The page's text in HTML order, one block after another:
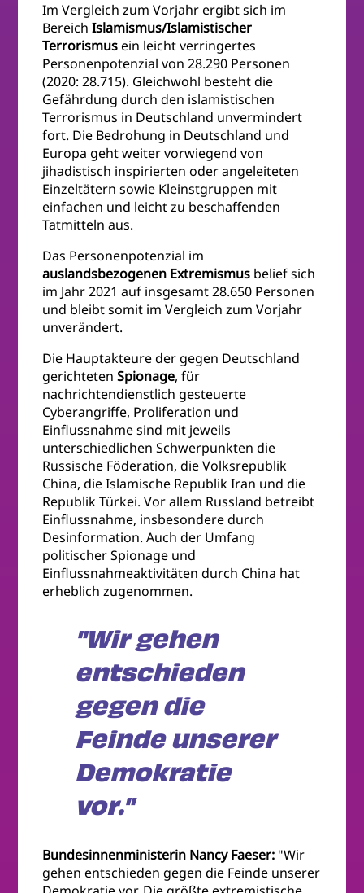
Im Vergleich zum Vorjahr ergibt sich im
BereichIslamismus/Islamistischer
Terrorismusein leicht verringertes
Personenpotenzial von 28.290 Personen
(2020: 28.715). Gleichwohl besteht die
Gefährdung durch den islamistischen
Terrorismus in Deutschland unvermindert
fort. Die Bedrohung in Deutschland und
Europa geht weiter vorwiegend von
jihadistisch inspirierten oder angeleiteten
Einzeltätern sowie Kleinstgruppen mit
einfachen und leicht zu beschaffenden
Tatmitteln aus.
Das Personenpotenzial im
auslandsbezogenen Extremismus belief sich
im Jahr 2021 auf insgesamt 28.650 Personen
und bleibt somit im Vergleich zum Vorjahr
unverändert.
Die Hauptakteure der gegen Deutschland
gerichtetenSpionage, für
nachrichtendienstlich gesteuerte
Cyberangriffe, Proliferation und
Einflussnahme sind mit jeweils
unterschiedlichen Schwerpunkten die
Russische Föderation, die Volksrepublik
China, die Islamische Republik Iran und die
Republik Türkei. Vor allem Russland betreibt
Einflussnahme, insbesondere durch
Desinformation. Auch der Umfang
politischer Spionage und
Einflussnahmeaktivitäten durch China hat
erheblich zugenommen.
"Wir gehen
entschieden
gegen die
Feinde unserer
Demokratie
vor."
Bundesinnenministerin Nancy Faeser: "Wir
gehen entschieden gegen die Feinde unserer